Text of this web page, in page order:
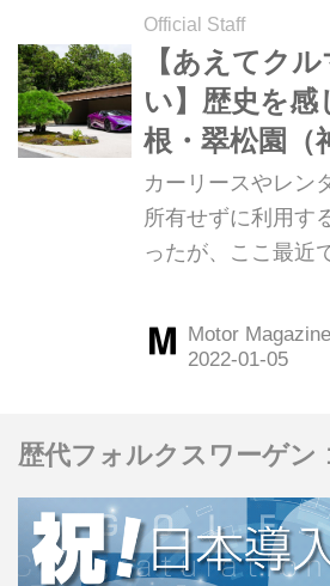
柄下郡箱根町にあ
RESORT
根」に行ってみた
2022年6月号より
Official Staff
【あえてク
い】歴史を感
根・翠松園（
町）」
カーリースやレン
所有せずに利用す
ったが、ここ最近
より身近になった
さえ持っていれば
根町にある「箱根
みた。（Motor
号より）
Motor
歴代フォルクスワーゲン